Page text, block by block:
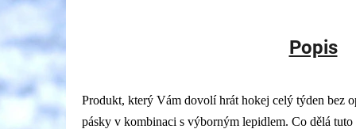
Popis
Produkt, který Vám dovolí hrát hokej celý týden bez
pásky v kombinaci s výborným lepidlem. Co dělá